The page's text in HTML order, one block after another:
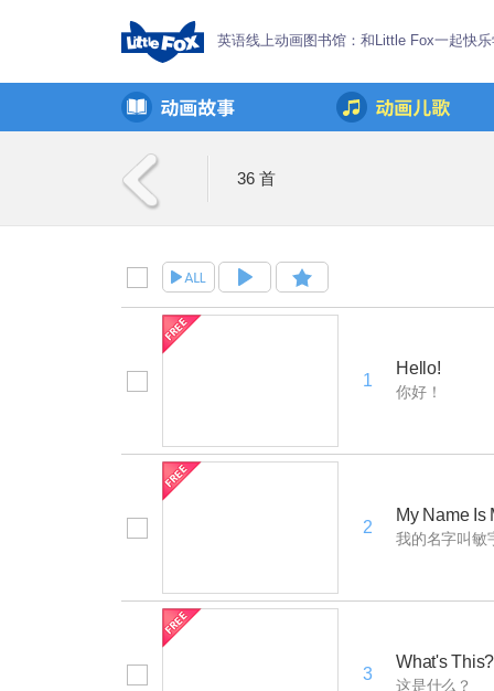
英语线上动画图书馆：和Little Fox一起快
36 首
1
Hello!
你好！
2
My Name Is
我的名字叫敏
3
What's This?
这是什么？